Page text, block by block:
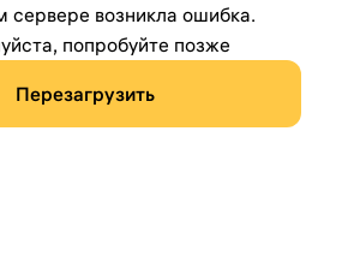
возникла ошибка.
попробуйте позже
Перезагрузить